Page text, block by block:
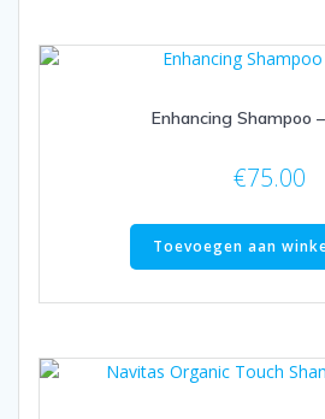
Enhancing Shampoo
€75.00
Toevoegen aan